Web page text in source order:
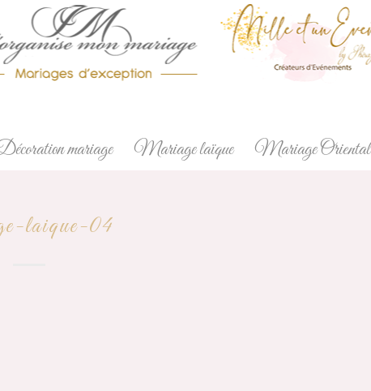
mariage Mariage laïque Mariage Oriental
laique-04